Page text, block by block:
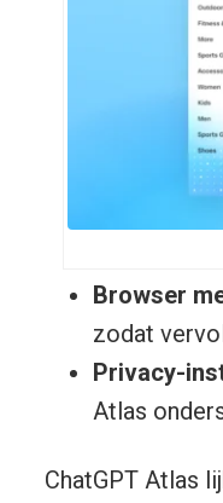
Browser
zodat
Privacy-
Atlas
ChatGPT Atlas